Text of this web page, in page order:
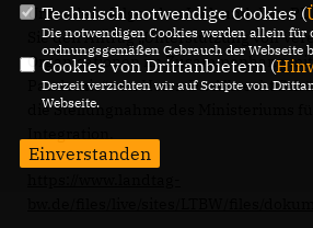
Unter dem folgenden Link und dem
Sie den Antrag „Unterstützung von
Organisationen im Zusammenhang mit
Pandemie“ von Herrn Dr. Albrecht
die Stellungnahme des Ministeriums
Technisch notwendige Cookies (
Die notwendigen Cookies werden allein für
ordnungsgemäßen Gebrauch der Webseite
Cookies von Drittanbietern (
Derzeit verzichten wir auf Scripte von
Webseite.
Einverstanden